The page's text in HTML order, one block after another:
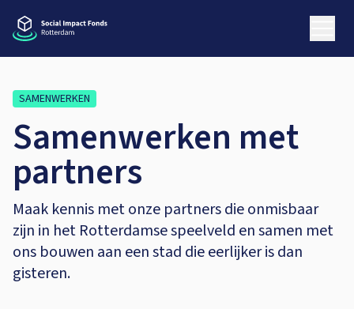
SAMENWERKEN
Samenwerken met
partners
Maak kennis met onze partners die onmisbaar
zijn in het Rotterdamse speelveld en samen met
ons bouwen aan een stad die eerlijker is dan
gisteren.